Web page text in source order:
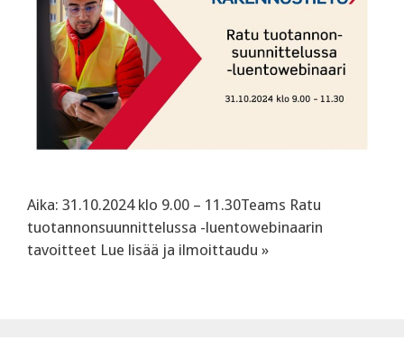
Aika: 31.10.2024 klo 9.00 – 11.30Teams Ratu
tuotannonsuunnittelussa -luentowebinaarin
tavoitteet Lue lisää ja ilmoittaudu »